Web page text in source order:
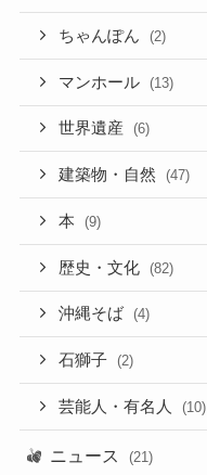
ちゃんぽん (2)
マンホール (13)
世界遺産 (6)
建築物・自然 (47)
本 (9)
歴史・文化 (82)
沖縄そば (4)
石獅子 (2)
芸能人・有名人 (10)
ニュース (21)